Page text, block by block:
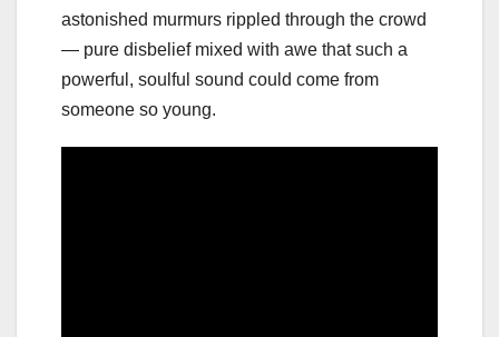
astonished murmurs rippled through the crowd
— pure disbelief mixed with awe that such a
powerful, soulful sound could come from
someone so young.